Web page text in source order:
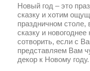
Новый год – это
сказку и хотим
праздничном
сказку и новогоднее
сотворить, если с
представляем Вам
декор к Новому году.